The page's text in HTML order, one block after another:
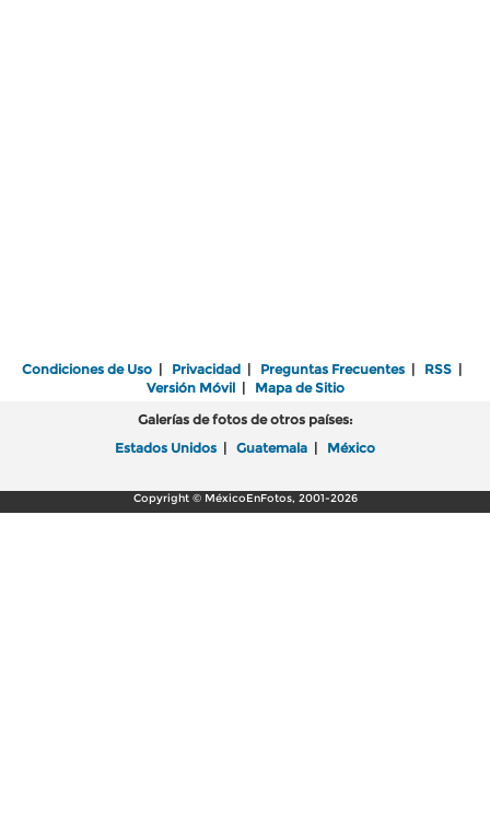
Condiciones de Uso | Privacidad | Preguntas Frecuentes | RSS |
Versión Móvil| Mapa de Sitio
Galerías de fotos de otros países:
Estados Unidos | Guatemala | México
Copyright © MéxicoEnFotos, 2001-2026